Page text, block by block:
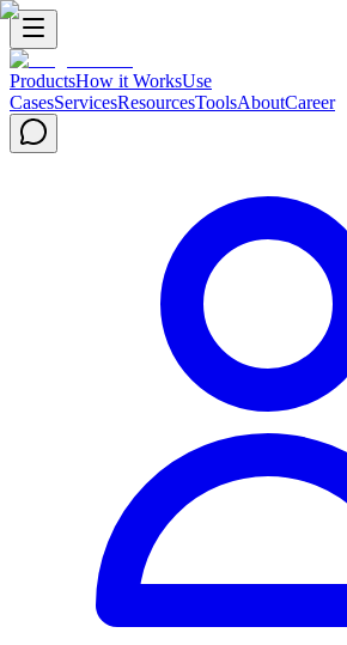
ProductsHow it WorksUse
CasesServicesResourcesToolsAboutCareer